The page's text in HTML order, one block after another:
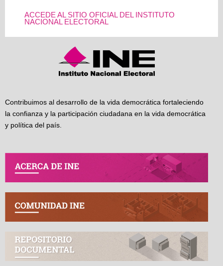
ACCEDE AL SITIO OFICIAL DEL INSTITUTO
NACIONAL ELECTORAL
Contribuimos al desarrollo de la vida democrática fortaleciendo
la confianza y la participación ciudadana en la vida democrática
y política del país.